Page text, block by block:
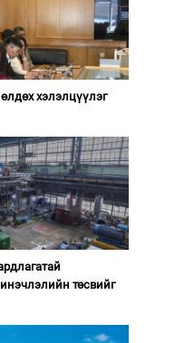
хэлэлцүүлэг
төсвийг